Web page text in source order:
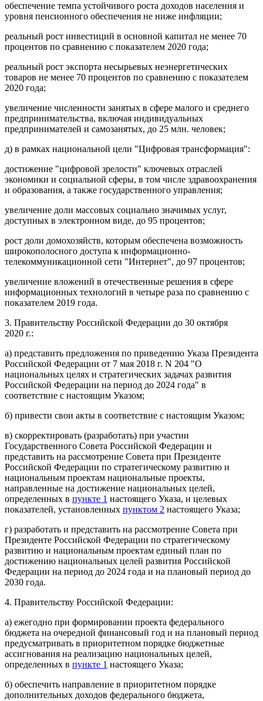
обеспечение темпа устойчивого роста доходов населения и
уровня пенсионного обеспечения не ниже инфляции;
реальный рост инвестиций в основной капитал не менее 70
процентов по сравнению с показателем 2020 года;
реальный рост экспорта несырьевых неэнергетических
товаров не менее 70 процентов по сравнению с показателем
2020 года;
увеличение численности занятых в сфере малого и среднего
предпринимательства, включая индивидуальных
предпринимателей и самозанятых, до 25 млн. человек;
д) в рамках национальной цели "Цифровая трансформация":
достижение "цифровой зрелости" ключевых отраслей
экономики и социальной сферы, в том числе здравоохранения
и образования, а также государственного управления;
увеличение доли массовых социально значимых услуг,
доступных в электронном виде, до 95 процентов;
рост доли домохозяйств, которым обеспечена возможность
широкополосного доступа к информационно-
телекоммуникационной сети "Интернет", до 97 процентов;
увеличение вложений в отечественные решения в сфере
информационных технологий в четыре раза по сравнению с
показателем 2019 года.
3. Правительству Российской Федерации до 30 октября
2020 г.:
а) представить предложения по приведению Указа Президента
Российской Федерации от 7 мая 2018 г. N 204 "О
национальных целях и стратегических задачах развития
Российской Федерации на период до 2024 года" в
соответствие с настоящим Указом;
б) привести свои акты в соответствие с настоящим Указом;
в) скорректировать (разработать) при участии
Государственного Совета Российской Федерации и
представить на рассмотрение Совета при Президенте
Российской Федерации по стратегическому развитию и
национальным проектам национальные проекты,
направленные на достижение национальных целей,
определенных в пункте 1 настоящего Указа, и целевых
показателей, установленных пунктом 2 настоящего Указа;
г) разработать и представить на рассмотрение Совета при
Президенте Российской Федерации по стратегическому
развитию и национальным проектам единый план по
достижению национальных целей развития Российской
Федерации на период до 2024 года и на плановый период до
2030 года.
4. Правительству Российской Федерации:
а) ежегодно при формировании проекта федерального
бюджета на очередной финансовый год и на плановый период
предусматривать в приоритетном порядке бюджетные
ассигнования на реализацию национальных целей,
определенных в пункте 1 настоящего Указа;
б) обеспечить направление в приоритетном порядке
дополнительных доходов федерального бюджета,